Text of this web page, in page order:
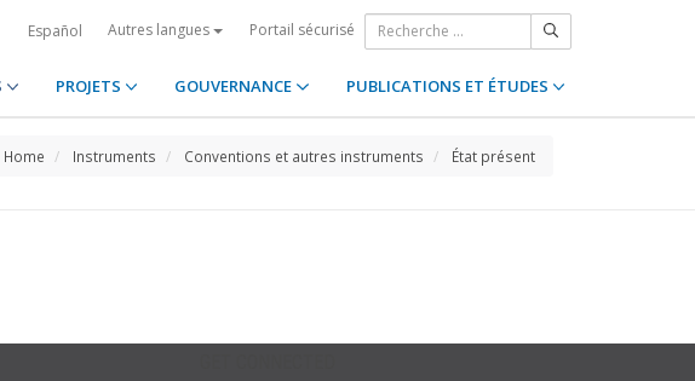
Español Autres langues Portail sécurisé
PROJETS GOUVERNANCE PUBLICATIONS ET ÉTUDES
Home Instruments Conventions et autres instruments État présent